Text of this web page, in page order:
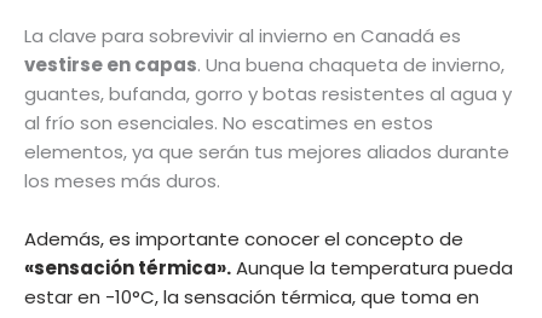
La clave para sobrevivir al invierno en Canadá es
vestirse en capas. Una buena chaqueta de invierno,
guantes, bufanda, gorro y botas resistentes al agua y
al frío son esenciales. No escatimes en estos
elementos, ya que serán tus mejores aliados durante
los meses más duros.
Además, es importante conocer el concepto de
«sensación térmica».Aunque la temperatura pueda
estar en -10°C, la sensación térmica, que toma en